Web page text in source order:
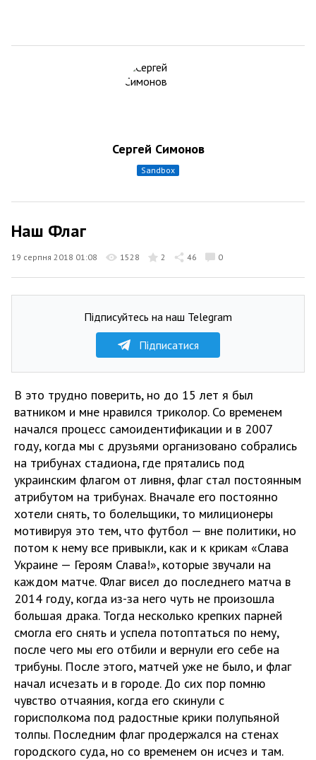
Сергей Симонов
sandbox
Наш Флаг
19 серпня 2018 01:08 1528 2 46 0
Підписуйтесь на наш Telegram
Підписатися
В это трудно поверить, но до 15 лет я был
ватником и мне нравился триколор. Со временем
начался процесс самоидентификации и в 2007
году, когда мы с друзьями организовано собрались
на трибунах стадиона, где прятались под
украинским флагом от ливня, флаг стал постоянным
атрибутом на трибунах. Вначале его постоянно
хотели снять, то болельщики, то милиционеры
мотивируя это тем, что футбол — вне политики, но
потом к нему все привыкли, как и к крикам «Слава
Украине — Героям Слава!», которые звучали на
каждом матче. Флаг висел до последнего матча в
2014 году, когда из-за него чуть не произошла
большая драка. Тогда несколько крепких парней
смогла его снять и успела потоптаться по нему,
после чего мы его отбили и вернули его себе на
трибуны. После этого, матчей уже не было, и флаг
начал исчезать и в городе. До сих пор помню
чувство отчаяния, когда его скинули с
горисполкома под радостные крики полупьяной
толпы. Последним флаг продержался на стенах
городского суда, но со временем он исчез и там.